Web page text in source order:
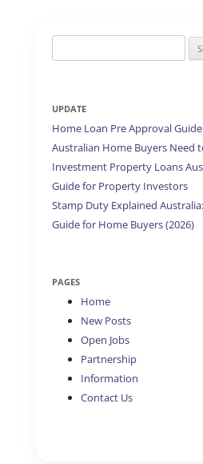
for:
UPDATE
Home Loan Pre Approval
Australian Home Buyers Need
Investment Property Loans
Guide for Property Investors
Stamp Duty Explained
Guide for Home Buyers (2026)
PAGES
Home
New Posts
Open Jobs
Partnership
Information
Contact Us